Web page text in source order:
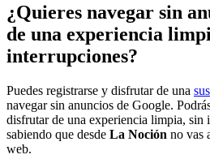
¿Quieres navegar sin
de una experiencia
interrupciones?
Puedes registrarse y disfrutar de una
navegar sin anuncios de Google.
disfrutar de una experiencia limpia, sin
sabiendo que desde La Noción no vas
web.